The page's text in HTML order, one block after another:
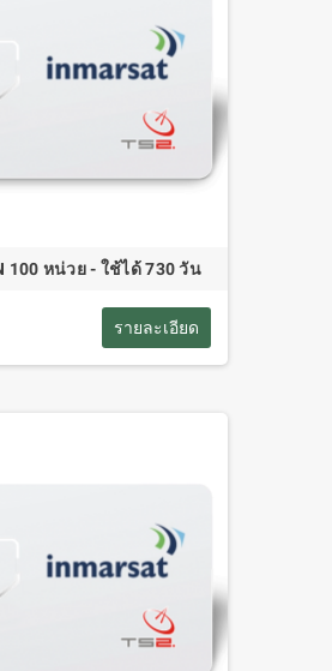
100 หน่วย - ใช้ได้ 730 วัน
รายละเอียด